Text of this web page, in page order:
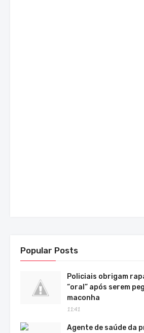
Popular Posts
Policiais obrigam
“oral” após serem
maconha
11:41
Agente de saúde da